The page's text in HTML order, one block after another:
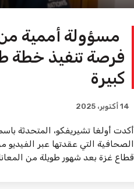
مسؤولة أممية من
فرصة تنفيذ خطة
كبيرة
14 أكتوبر، 2025
أكدت أولغا تشيريفكو، المتحدثة
الصحافية التي عقدتها عبر الفيديو
قطاع غزة بعد شهور طويلة من